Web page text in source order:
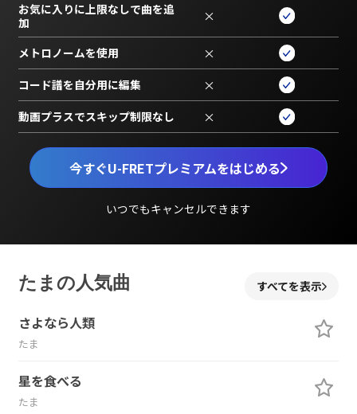
今すぐU-FRETプレミアムをはじめる
いつでもキャンセルできます
お気に入りに上限なしで曲を追
加
×
メトロノームを使用 ×
コード譜を自分用に編集 ×
動画プラスでスキップ制限なし ×
たまの人気曲 すべてを表示
さよなら人類
たま
星を食べる
たま